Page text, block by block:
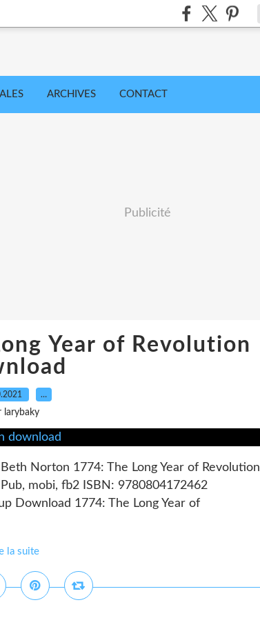
ARCHIVES CONTACT
Publicité
Year of Revolution
…
larybaky
Norton 1774: The Long Year of Revolution
mobi, fb2 ISBN: 9780804172462
Download 1774: The Long Year of
la suite